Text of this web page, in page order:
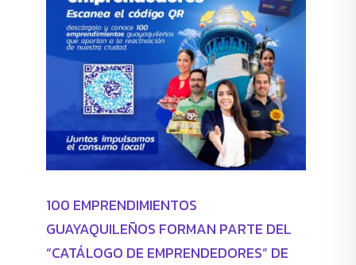
100 EMPRENDIMIENTOS
GUAYAQUILEÑOS FORMAN PARTE DEL
“CATÁLOGO DE EMPRENDEDORES” DE